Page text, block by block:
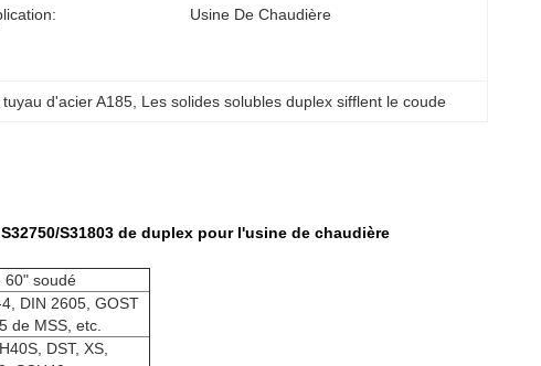
Usine De Chaudière
d'acier A185 Les solides solubles duplex sifflent le coude
S31803 de duplex pour l'usine de chaudière
60" soudé
DIN 2605, GOST
de MSS, etc.
DST, XS,